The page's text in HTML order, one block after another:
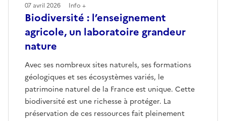
Biodiversité : l’enseignement
agricole, un laboratoire grandeur
nature
Avec ses nombreux sites naturels, ses formations
géologiques et ses écosystèmes variés, le
patrimoine naturel de la France est unique. Cette
biodiversité est une richesse à protéger. La
préservation de ces ressources fait pleinement
07 avril 2026 Info +